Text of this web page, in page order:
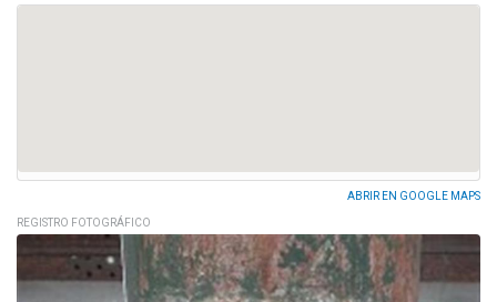
ABRIR EN GOOGLE MAPS
REGISTRO FOTOGRÁFICO